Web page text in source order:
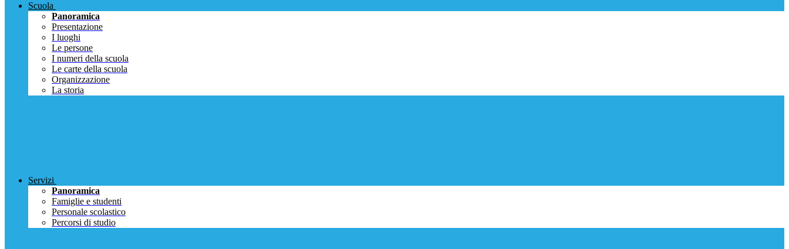
Scuola
Panoramica
Presentazione
I luoghi
Le persone
I numeri della scuola
Le carte della scuola
Organizzazione
La storia
Servizi
Panoramica
Famiglie e studenti
Personale scolastico
Percorsi di studio